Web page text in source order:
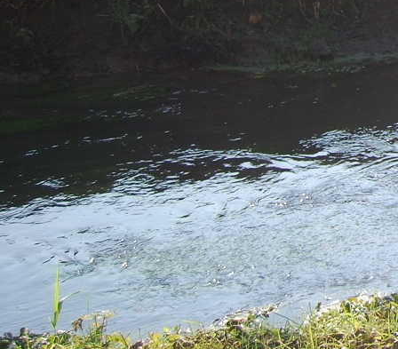
7.JPG
http://kervenheim.de/images/
http://kervenheim.de/images/
9.JPG
http://kervenheim.de/images/
10.JPG